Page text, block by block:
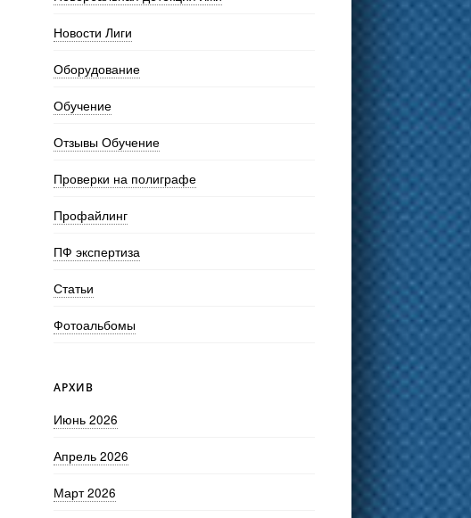
Новости Лиги
Оборудование
Обучение
Отзывы Обучение
Проверки на полиграфе
Профайлинг
ПФ экспертиза
Статьи
Фотоальбомы
АРХИВ
Июнь 2026
Апрель 2026
Март 2026